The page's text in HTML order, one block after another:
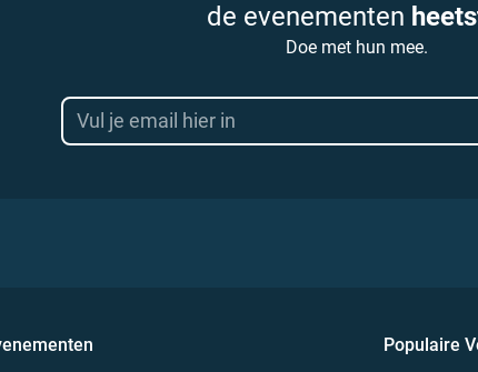
de evenementen
Doe met hun mee.
Populaire